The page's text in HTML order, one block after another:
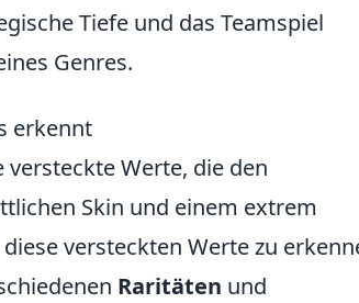
Tiefe und das Teamspiel
Genres.
erkennt
versteckte Werte, die den
Skin und einem extrem
versteckten Werte zu
Raritäten und